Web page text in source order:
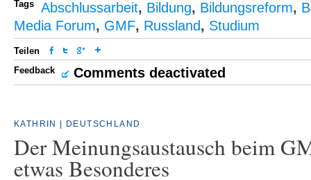
Tags Abschlussarbeit, Bildung, Bildungsreform,
Media Forum, GMF, Russland, Studium
Teilen
Feedback
Comments deactivated
KATHRIN | DEUTSCHLAND
Der Meinungsaustausch beim
etwas Besonderes